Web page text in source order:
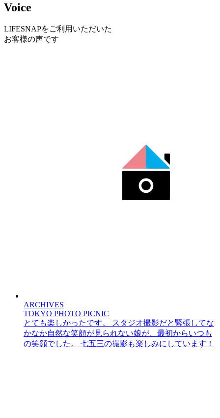
Voice
LIFESNAPをご利用いただいた
お客様の声です
ARCHIVES
TOKYO PHOTO PICNIC
とても楽しかったです。 スタジオ撮影だと緊張してな
かなか自然な笑顔が見られない娘が、最初からいつも
の笑顔でした。 七五三の撮影も楽しみにしています！